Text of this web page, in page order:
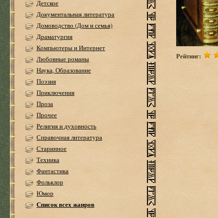
Детское
Документальная литература
Домоводство (Дом и семья)
Драматургия
Компьютеры и Интернет
Любовные романы
Наука, Образование
Поэзия
Приключения
Проза
Прочее
Религия и духовность
Справочная литература
Старинное
Техника
Фантастика
Фольклор
Юмор
Список всех жанров
Рейтинг: